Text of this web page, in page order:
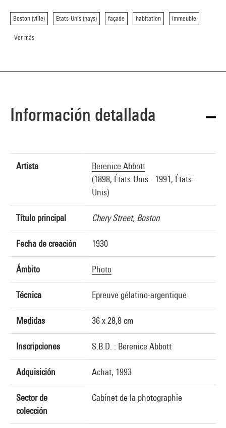
Boston (ville) Etats-Unis (pays) façade habitation immeuble
Ver más
Información detallada
Artista
Berenice Abbott
(1898, États-Unis - 1991, États-
Unis)
Título principal Chery Street, Boston
Fecha de creación 1930
Ámbito Photo
Técnica Epreuve gélatino-argentique
Medidas 36 x 28,8 cm
Inscripciones S.B.D. : Berenice Abbott
Adquisición Achat, 1993
Sector de
colección
Cabinet de la photographie